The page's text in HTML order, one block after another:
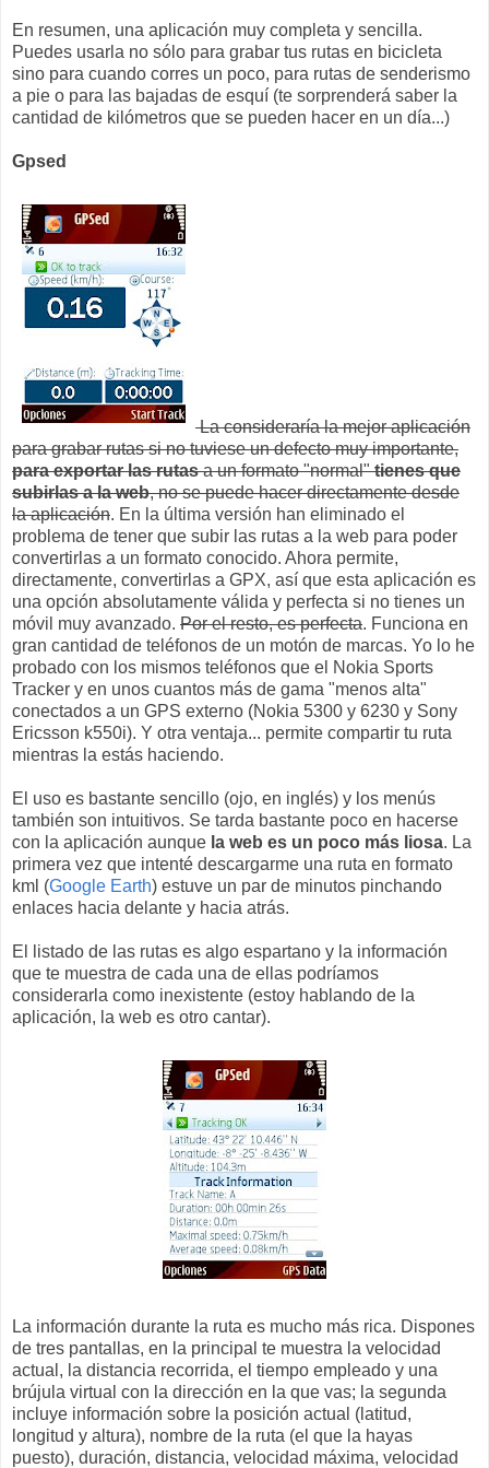
En resumen, una aplicación muy completa y sencilla.
Puedes usarla no sólo para grabar tus rutas en bicicleta
sino para cuando corres un poco, para rutas de senderismo
a pie o para las bajadas de esquí (te sorprenderá saber la
cantidad de kilómetros que se pueden hacer en un día...)
Gpsed
La consideraría la mejor aplicación
para grabar rutas si no tuviese un defecto muy importante,
para exportar las rutasa un formato "normal"tienes que
subirlas a la web, no se puede hacer directamente desde
la aplicación. En la última versión han eliminado el
problema de tener que subir las rutas a la web para poder
convertirlas a un formato conocido. Ahora permite,
directamente, convertirlas a GPX, así que esta aplicación es
una opción absolutamente válida y perfecta si no tienes un
móvil muy avanzado. Por el resto, es perfecta. Funciona en
gran cantidad de teléfonos de un motón de marcas. Yo lo he
probado con los mismos teléfonos que el Nokia Sports
Tracker y en unos cuantos más de gama "menos alta"
conectados a un GPS externo (Nokia 5300 y 6230 y Sony
Ericsson k550i). Y otra ventaja... permite compartir tu ruta
mientras la estás haciendo.
El uso es bastante sencillo (ojo, en inglés) y los menús
también son intuitivos. Se tarda bastante poco en hacerse
con la aplicación aunque la web es un poco más liosa. La
primera vez que intenté descargarme una ruta en formato
kml (Google Earth) estuve un par de minutos pinchando
enlaces hacia delante y hacia atrás.
El listado de las rutas es algo espartano y la información
que te muestra de cada una de ellas podríamos
considerarla como inexistente (estoy hablando de la
aplicación, la web es otro cantar).
La información durante la ruta es mucho más rica. Dispones
de tres pantallas, en la principal te muestra la velocidad
actual, la distancia recorrida, el tiempo empleado y una
brújula virtual con la dirección en la que vas; la segunda
incluye información sobre la posición actual (latitud,
longitud y altura), nombre de la ruta (el que la hayas
puesto), duración, distancia, velocidad máxima, velocidad